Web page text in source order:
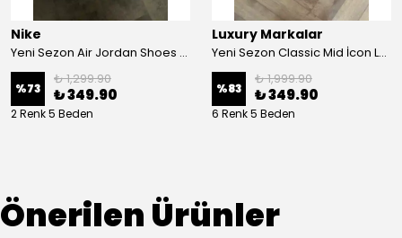
Nike
Yeni Sezon Air Jordan Shoes Basic Mini Logo T-shirt
%73
₺ 1,299.90
₺ 349.90
2 Renk 5 Beden
Luxury Markalar
Yeni Sezon Classic Mid İcon Logo Bisiklet Yaka T-shirt
%83
₺ 1,999.90
₺ 349.90
6 Renk 5 Beden
Önerilen Ürünler